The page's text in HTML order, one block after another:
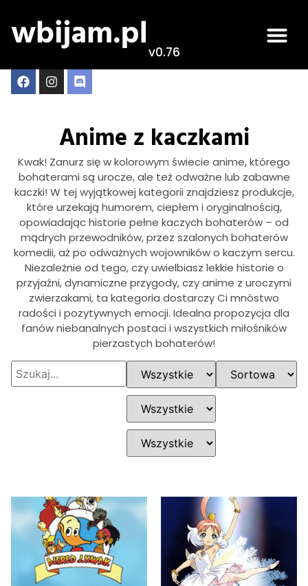
v0.76
Anime z kaczkami
Kwak! Zanurz się w kolorowym świecie anime, którego
bohaterami są urocze, ale też odważne lub zabawne
kaczki! W tej wyjątkowej kategorii znajdziesz produkcje,
które urzekają humorem, ciepłem i oryginalnością,
opowiadając historie pełne kaczych bohaterów – od
mądrych przewodników, przez szalonych bohaterów
komedii, aż po odważnych wojowników o kaczym sercu.
Niezależnie od tego, czy uwielbiasz lekkie historie o
przyjaźni, dynamiczne przygody, czy anime z uroczymi
zwierzakami, ta kategoria dostarczy Ci mnóstwo
radości i pozytywnych emocji. Idealna propozycja dla
fanów niebanalnych postaci i wszystkich miłośników
pierzastych bohaterów!